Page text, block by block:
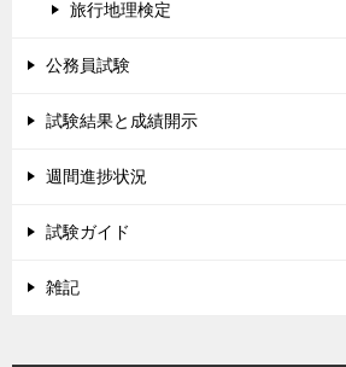
旅行地理検定
公務員試験
試験結果と成績開示
週間進捗状況
試験ガイド
雑記